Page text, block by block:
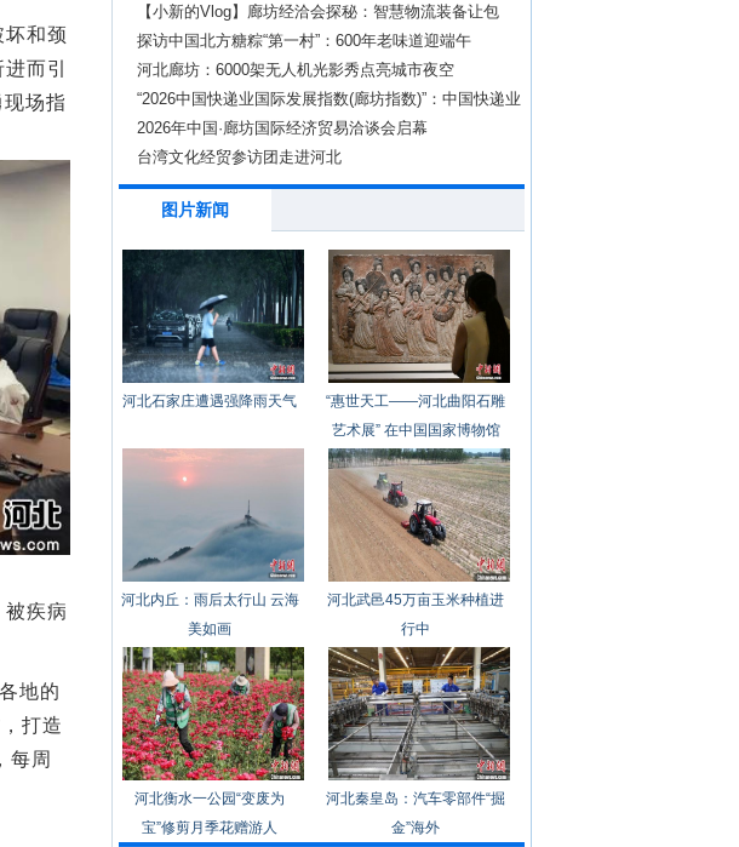
和颈
而引
场指
疾病
地的
打造
每周
【小新的Vlog】廊坊经洽会探秘：智慧物流装备让包
裹“跑起来”
探访中国北方糖粽“第一村”：600年老味道迎端午
河北廊坊：6000架无人机光影秀点亮城市夜空
“2026中国快递业国际发展指数(廊坊指数)”：中国快递业
稳中提质
2026年中国·廊坊国际经济贸易洽谈会启幕
台湾文化经贸参访团走进河北
图片新闻
河北石家庄遭遇强降雨天气
“惠世天工——河北曲阳石雕
艺术展” 在中国国家博物馆
开幕
河北内丘：雨后太行山 云海
美如画
河北武邑45万亩玉米种植进
行中
河北衡水一公园“变废为
宝”修剪月季花赠游人
河北秦皇岛：汽车零部件“掘
金”海外